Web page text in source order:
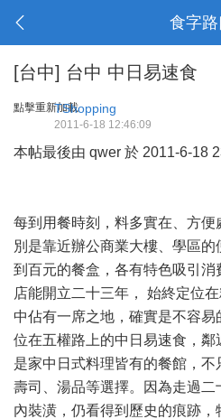
食字路
[台中] 台中 中日易速食
點擊重新加載TShopping
2011-6-18 12:46:09
本帖最後由 qwer 於 2011-6-18
每到用餐時刻，料多實在、方
別是靠近辦公商業大樓、學區
到百元的餐盒，各有特色吸引
店能開立二十三年， 始終定位
中佔有一席之地，確實是不容易
位在五權路上的中日易速食，鄰
是家中日式料理皆有的餐館，
壽司、湯品等選擇。因為走過
內裝潢，仍看得到歷史的痕跡